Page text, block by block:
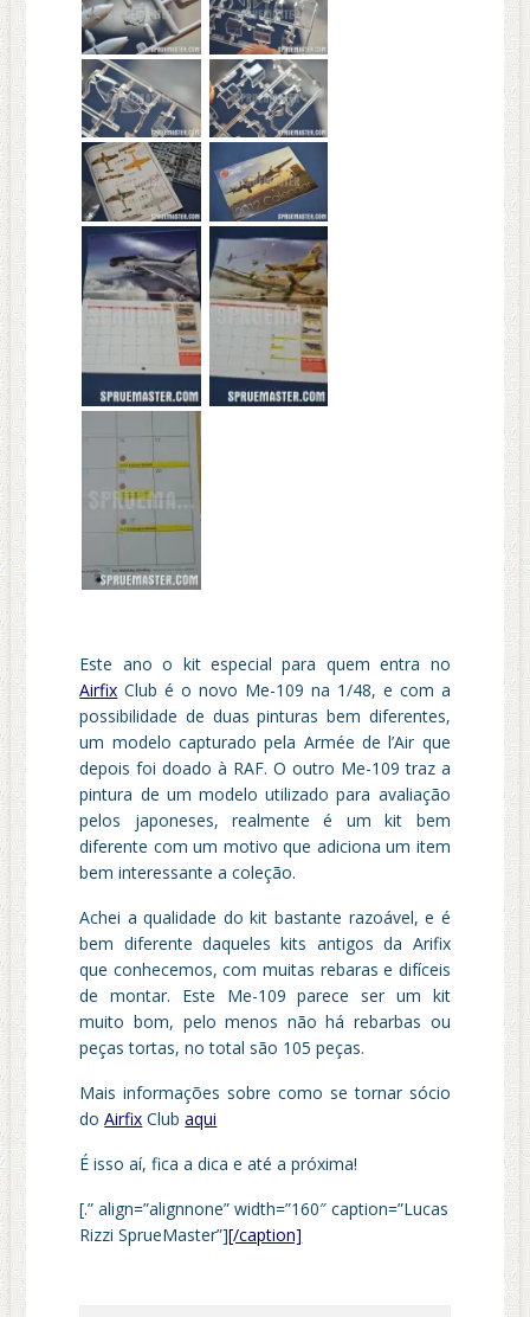
Este ano o kit especial para quem entra no
Airfix Club é o novo Me-109 na 1/48, e com a
possibilidade de duas pinturas bem diferentes,
um modelo capturado pela Armée de l’Air que
depois foi doado à RAF. O outro Me-109 traz a
pintura de um modelo utilizado para avaliação
pelos japoneses, realmente é um kit bem
diferente com um motivo que adiciona um item
bem interessante a coleção.
Achei a qualidade do kit bastante razoável, e é
bem diferente daqueles kits antigos da Arifix
que conhecemos, com muitas rebaras e difíceis
de montar. Este Me-109 parece ser um kit
muito bom, pelo menos não há rebarbas ou
peças tortas, no total são 105 peças.
Mais informações sobre como se tornar sócio
doAirfix Clubaqui
É isso aí, fica a dica e até a próxima!
[.” align=”alignnone” width=”160″ caption=”Lucas
Rizzi SprueMaster”][/caption]